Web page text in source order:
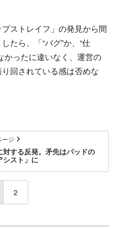
ストレイフ」の発見から間
たら、「“バグ”か、“仕
かったに違いなく、運営の
回されている感は否めな
ージ
対する反発。矛先はパッドの
シスト」に
2